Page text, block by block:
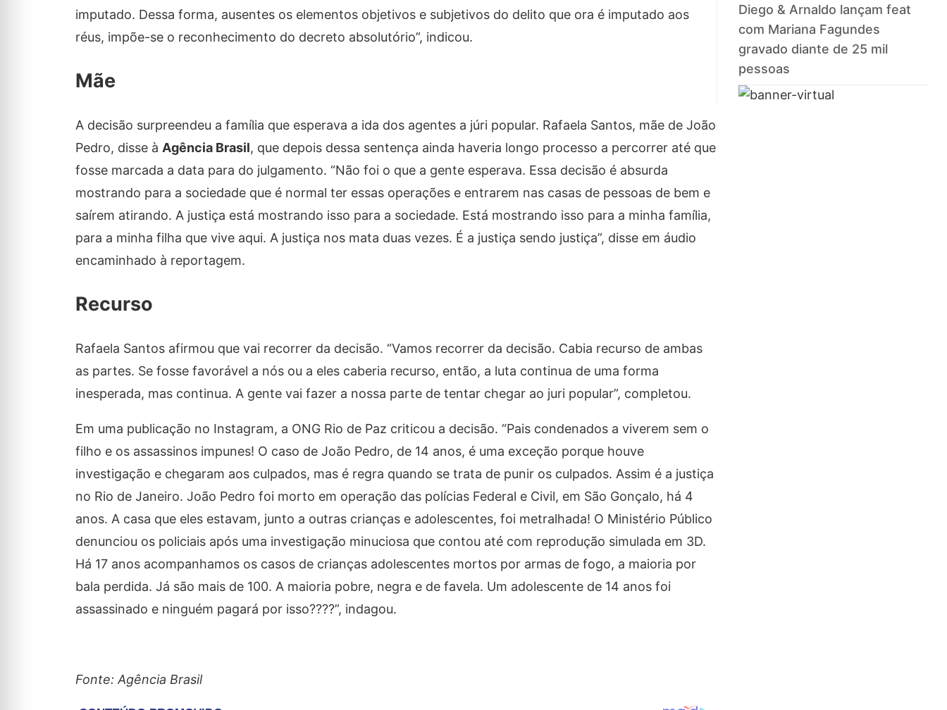
imputado. Dessa forma, ausentes os elementos objetivos e subjetivos do delito que ora é imputado aos
réus, impõe-se o reconhecimento do decreto absolutório”, indicou.
Mãe
A decisão surpreendeu a família que esperava a ida dos agentes a júri popular. Rafaela Santos, mãe de João
Pedro, disse à Agência Brasil, que depois dessa sentença ainda haveria longo processo a percorrer até que
fosse marcada a data para do julgamento. “Não foi o que a gente esperava. Essa decisão é absurda
mostrando para a sociedade que é normal ter essas operações e entrarem nas casas de pessoas de bem e
saírem atirando. A justiça está mostrando isso para a sociedade. Está mostrando isso para a minha família,
para a minha filha que vive aqui. A justiça nos mata duas vezes. É a justiça sendo justiça”, disse em áudio
encaminhado à reportagem.
Recurso
Rafaela Santos afirmou que vai recorrer da decisão. “Vamos recorrer da decisão. Cabia recurso de ambas
as partes. Se fosse favorável a nós ou a eles caberia recurso, então, a luta continua de uma forma
inesperada, mas continua. A gente vai fazer a nossa parte de tentar chegar ao juri popular”, completou.
Em uma publicação no Instagram, a ONG Rio de Paz criticou a decisão. “Pais condenados a viverem sem o
filho e os assassinos impunes! O caso de João Pedro, de 14 anos, é uma exceção porque houve
investigação e chegaram aos culpados, mas é regra quando se trata de punir os culpados. Assim é a justiça
no Rio de Janeiro. João Pedro foi morto em operação das polícias Federal e Civil, em São Gonçalo, há 4
anos. A casa que eles estavam, junto a outras crianças e adolescentes, foi metralhada! O Ministério Público
denunciou os policiais após uma investigação minuciosa que contou até com reprodução simulada em 3D.
Há 17 anos acompanhamos os casos de crianças adolescentes mortos por armas de fogo, a maioria por
bala perdida. Já são mais de 100. A maioria pobre, negra e de favela. Um adolescente de 14 anos foi
assassinado e ninguém pagará por isso????”, indagou.
Fonte: Agência Brasil
Diego & Arnaldo lançam feat
com Mariana Fagundes
gravado diante de 25 mil
pessoas